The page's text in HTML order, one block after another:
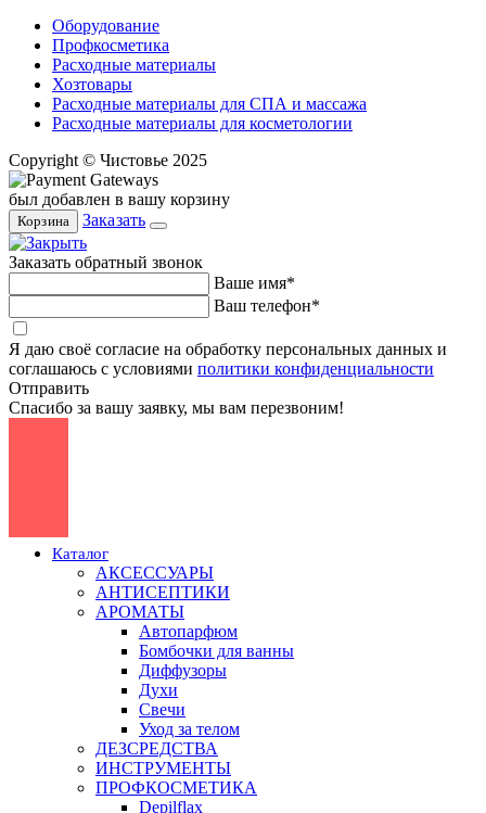
Оборудование
Профкосметика
Расходные материалы
Хозтовары
Расходные материалы для СПА и массажа
Расходные материалы для косметологии
Copyright © Чистовье 2025
был добавлен в вашу корзину
Корзина Заказать
Заказать обратный звонок
Ваше имя*
Ваш телефон*
Я даю своё согласие на обработку персональных данных и
соглашаюсь с условиями политики конфиденциальности
Отправить
Спасибо за вашу заявку, мы вам перезвоним!
Каталог
АКСЕССУАРЫ
АНТИСЕПТИКИ
АРОМАТЫ
Автопарфюм
Бомбочки для ванны
Диффузоры
Духи
Свечи
Уход за телом
ДЕЗСРЕДСТВА
ИНСТРУМЕНТЫ
ПРОФКОСМЕТИКА
Depilflax